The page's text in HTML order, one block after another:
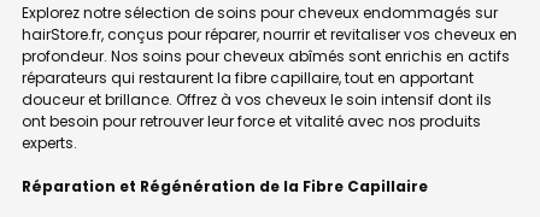
Explorez notre sélection de soins pour cheveux endommagés sur
hairStore.fr, conçus pour réparer, nourrir et revitaliser vos cheveux en
profondeur. Nos soins pour cheveux abîmés sont enrichis en actifs
réparateurs qui restaurent la fibre capillaire, tout en apportant
douceur et brillance. Offrez à vos cheveux le soin intensif dont ils
ont besoin pour retrouver leur force et vitalité avec nos produits
experts.
Réparation et Régénération de la Fibre Capillaire